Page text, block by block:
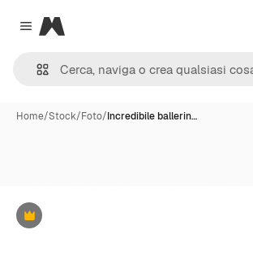
Close menu
Magnific
Home/Stock/Foto/Incredibile ballerin…
Premium